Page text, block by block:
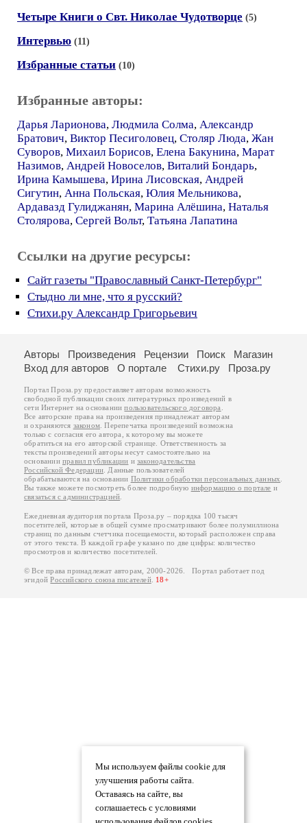
Четыре Книги о Свт. Николае Чудотворце (5)
Интервью (11)
Избранные статьи (10)
Избранные авторы:
Дарья Ларионова, Людмила Солма, Александр
Братович, Виктор Песиголовец, Столяр Люда, Жан
Суворов, Михаил Борисов, Елена Бакунина, Марат
Назимов, Андрей Новоселов, Виталий Бондарь,
Ирина Камышева, Ирина Лисовская, Андрей
Сигутин, Анна Польская, Юлия Мельникова,
Ардавазд Гулиджанян, Марина Алёшина, Наталья
Столярова, Сергей Вольт, Татьяна Лапатина
Ссылки на другие ресурсы:
Cайт газеты "Православный Санкт-Петербург"
Стыдно ли мне, что я русский?
Стихи.ру Александр Григорьевич
Мы используем файлы cookie для
улучшения работы сайта.
Оставаясь на сайте, вы
соглашаетесь с условиями
Авторы Произведения Рецензии Поиск
Магазин
Вход для авторов
О портале Стихи.ру Проза.ру
Портал Проза.ру предоставляет авторам возможность
свободной публикации своих литературных произведений в
сети Интернет на основаниипользовательского договора
Все авторские права на произведения принадлежат авторам
и охраняются законом . Перепечатка произведений возможна
только с согласия его автора, к которому вы можете
обратиться на его авторской странице. Ответственность за
тексты произведений авторы несут самостоятельно на
основанииправил публикации изаконодательства
Российской Федерации . Данные пользователей
обрабатываются на основании Политики обработки персональных данных
Вы также можете посмотреть более подробную информацию о портале и
связаться с администрацией
Ежедневная аудитория портала Проза.ру – порядка 100 тысяч
посетителей, которые в общей сумме просматривают более полумиллиона
страниц по данным счетчика посещаемости, который расположен справа
от этого текста. В каждой графе указано по две цифры: количество
просмотров и количество посетителей.
© Все права принадлежат авторам, 2000-2026. Портал работает под
эгидойРоссийского союза писателей. 18+